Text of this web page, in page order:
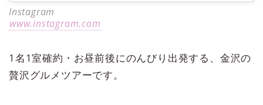
Instagram
www.instagram.com
1名1室確約・お昼前後にのんびり出発する、金沢の
贅沢グルメツアーです。